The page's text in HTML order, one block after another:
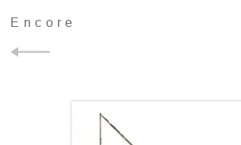
Encore